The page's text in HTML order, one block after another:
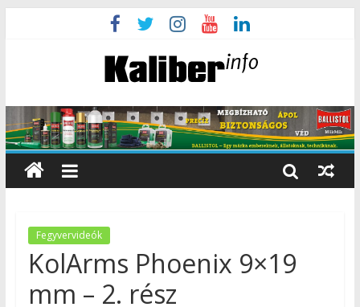
Fegyvervideók
KolArms Phoenix 9×19
mm – 2. rész